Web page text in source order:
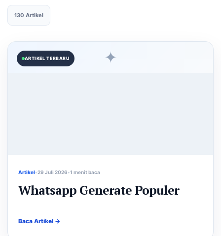
130 Artikel
ARTIKEL TERBARU ✦
Artikel 29 Juli 2026 1 menit baca
Whatsapp Generate Populer
Baca Artikel →